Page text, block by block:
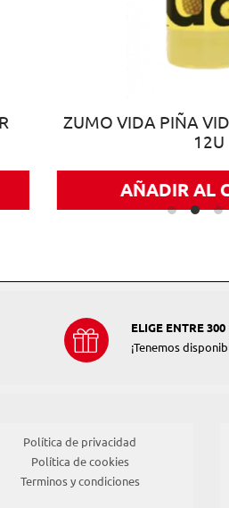
ZUMO VIDA PIÑA
12U
AÑADIR AL
ELIGE ENTRE 300
¡Tenemos
Política de privacidad
Política de cookies
Terminos y condiciones